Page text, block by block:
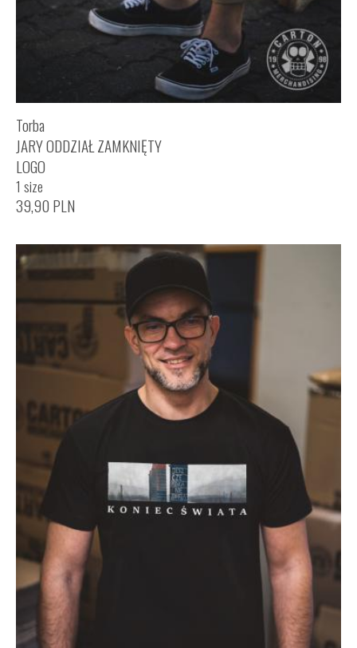
Torba
JARY ODDZIAŁ ZAMKNIĘTY
LOGO
1 size
39,90 PLN